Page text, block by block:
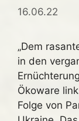
16.06.22
„Dem
in den
Ökoware
Folge von